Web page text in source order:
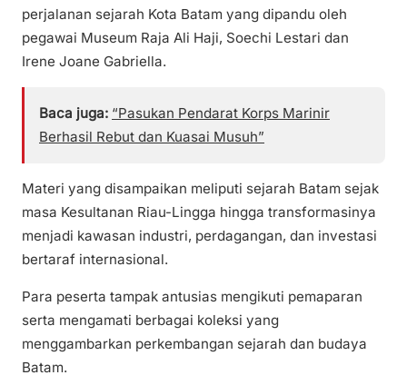
perjalanan sejarah Kota Batam yang dipandu oleh
pegawai Museum Raja Ali Haji, Soechi Lestari dan
Irene Joane Gabriella.
Baca juga: “Pasukan Pendarat Korps Marinir
Berhasil Rebut dan Kuasai Musuh”
Materi yang disampaikan meliputi sejarah Batam sejak
masa Kesultanan Riau-Lingga hingga transformasinya
menjadi kawasan industri, perdagangan, dan investasi
bertaraf internasional.
Para peserta tampak antusias mengikuti pemaparan
serta mengamati berbagai koleksi yang
menggambarkan perkembangan sejarah dan budaya
Batam.